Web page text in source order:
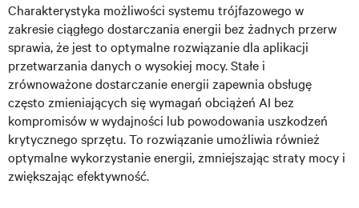
Charakterystyka możliwości systemu trójfazowego w
zakresie ciągłego dostarczania energii bez żadnych przerw
sprawia, że jest to optymalne rozwiązanie dla aplikacji
przetwarzania danych o wysokiej mocy. Stałe i
zrównoważone dostarczanie energii zapewnia obsługę
często zmieniających się wymagań obciążeń AI bez
kompromisów w wydajności lub powodowania uszkodzeń
krytycznego sprzętu. To rozwiązanie umożliwia również
optymalne wykorzystanie energii, zmniejszając straty mocy i
zwiększając efektywność.